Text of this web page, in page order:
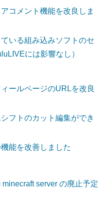
アコメント機能を改良しま
いる組み込みソフトのセ
には影響なし）
ールページのURLを改良
フトのカット編集ができ
能を改善しました
minecraft server の廃止予定